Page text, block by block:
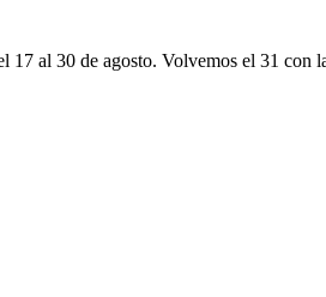
17 al 30 de agosto. Volvemos el 31 con